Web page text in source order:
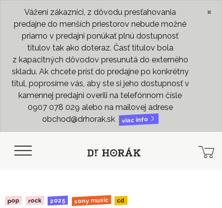
Vážení zákazníci, z dôvodu presťahovania
predajne do menších priestorov nebude možné
priamo v predajni ponúkať plnú dostupnosť
titulov tak ako doteraz. Časť titulov bola
z kapacitných dôvodov presunutá do externého
skladu. Ak chcete prísť do predajne po konkrétny
titul, poprosíme vás, aby ste si jeho dostupnosť v
kamennej predajni overili na telefónnom čísle
0907 078 029 alebo na mailovej adrese
obchod@drhorak.sk
viac info
×
pop rock 2025 sony music cd